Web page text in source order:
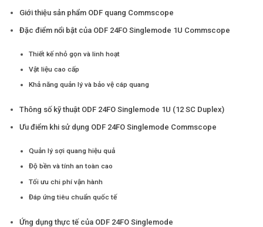
Giới thiệu sản phẩm ODF quang Commscope
Đặc điểm nổi bật của ODF 24FO Singlemode 1U Commscope
Thiết kế nhỏ gọn và linh hoạt
Vật liệu cao cấp
Khả năng quản lý và bảo vệ cáp quang
Thông số kỹ thuật ODF 24FO Singlemode 1U (12 SC Duplex)
Ưu điểm khi sử dụng ODF 24FO Singlemode Commscope
Quản lý sợi quang hiệu quả
Độ bền và tính an toàn cao
Tối ưu chi phí vận hành
Đáp ứng tiêu chuẩn quốc tế
Ứng dụng thực tế của ODF 24FO Singlemode